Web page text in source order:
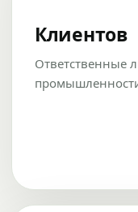
Клиентов
Ответственные